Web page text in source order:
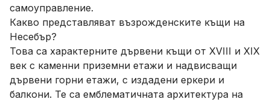
самоуправление.
Какво представляват възрожденските къщи на
Несебър?
Това са характерните дървени къщи от XVIII и XIX
век с каменни приземни етажи и надвисващи
дървени горни етажи, с издадени еркери и
балкони. Те са емблематичната архитектура на